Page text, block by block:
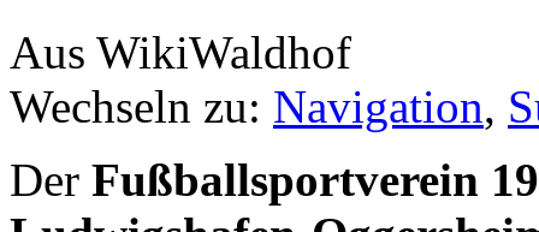
Aus WikiWaldhof
Wechseln zu: Navigation,
Der Fußballsportverein